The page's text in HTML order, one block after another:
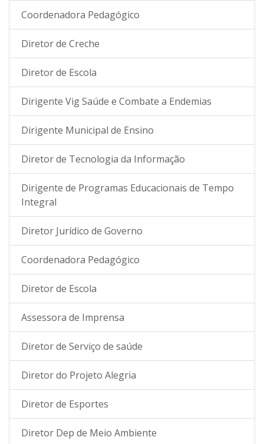
Coordenadora Pedagógico
Diretor de Creche
Diretor de Escola
Dirigente Vig Saúde e Combate a Endemias
Dirigente Municipal de Ensino
Diretor de Tecnologia da Informação
Dirigente de Programas Educacionais de Tempo
Integral
Diretor Jurídico de Governo
Coordenadora Pedagógico
Diretor de Escola
Assessora de Imprensa
Diretor de Serviço de saúde
Diretor do Projeto Alegria
Diretor de Esportes
Diretor Dep de Meio Ambiente